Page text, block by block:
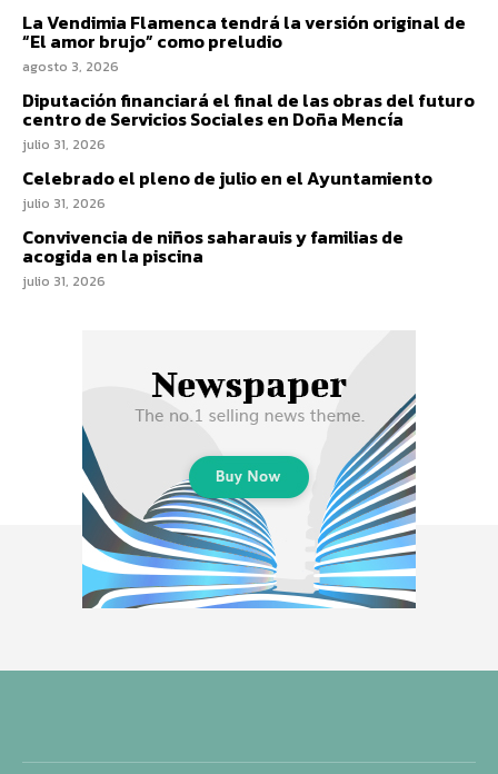
La Vendimia Flamenca tendrá la versión original de
“El amor brujo” como preludio
agosto 3, 2026
Diputación financiará el final de las obras del futuro
centro de Servicios Sociales en Doña Mencía
julio 31, 2026
Celebrado el pleno de julio en el Ayuntamiento
julio 31, 2026
Convivencia de niños saharauis y familias de
acogida en la piscina
julio 31, 2026